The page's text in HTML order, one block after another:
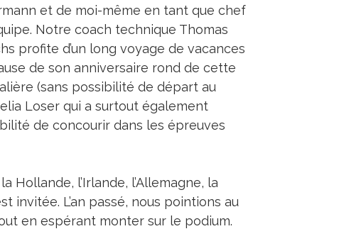
et de moi-même en tant que chef
Notre coach technique Thomas
profite d’un long voyage de vacances
de son anniversaire rond de cette
(sans possibilité de départ au
Loser qui a surtout également
de concourir dans les épreuves
Hollande, l’Irlande, l’Allemagne, la
invitée. L’an passé, nous pointions au
en espérant monter sur le podium.